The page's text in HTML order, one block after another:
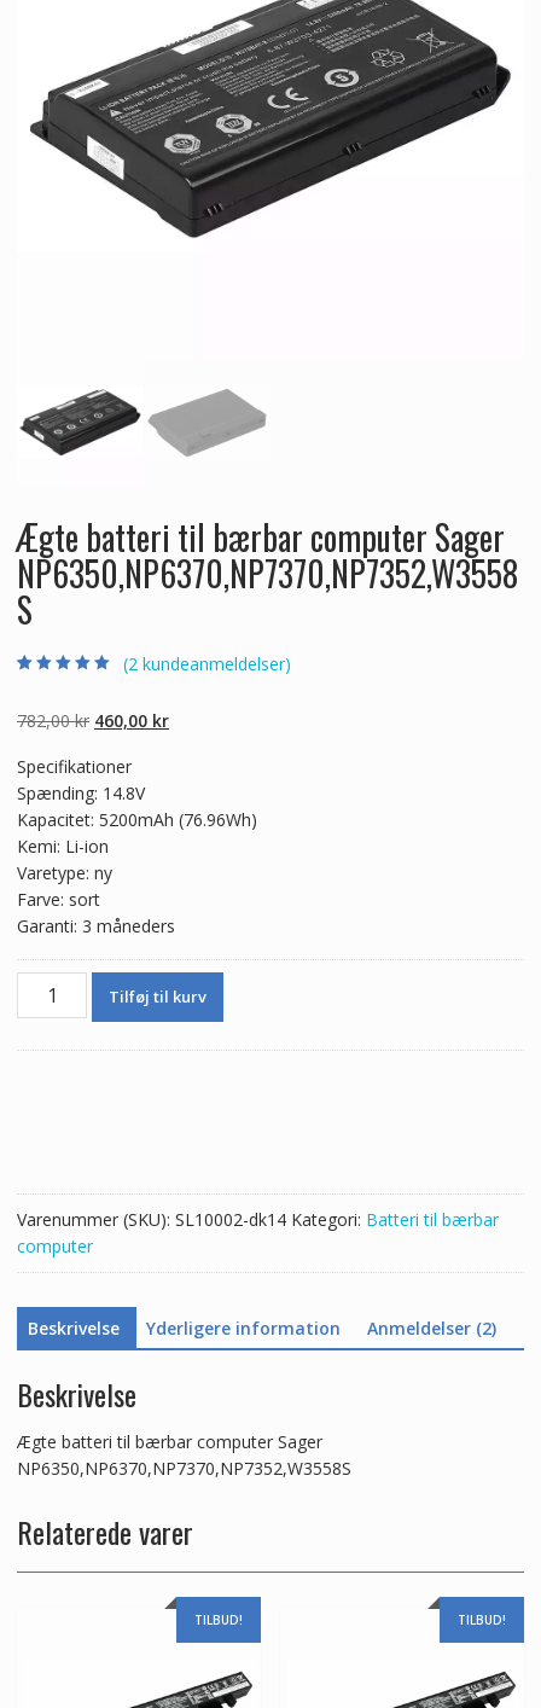
Ægte batteri til bærbar computer Sager
NP6350,NP6370,NP7370,NP7352,W3558
S
baseret på
kundebedømmel
(2 kundeanmeldelser)
782,00kr Den
pris
var:
782,00 kr.
460,00 krDen
460,00 kr.
Specifikationer
Spænding: 14.8V
Kapacitet: 5200mAh (76.96Wh)
Kemi: Li-ion
Varetype: ny
Farve: sort
Garanti: 3 måneders
Ægte
Tilføj til kurv
Varenummer (SKU): SL10002-dk14 Kategori: Batteri til bærbar
computer
Beskrivelse Yderligere information Anmeldelser (2)
Beskrivelse
Ægte batteri til bærbar computer Sager
NP6350,NP6370,NP7370,NP7352,W3558S
Relaterede varer
TILBUD! TILBUD!